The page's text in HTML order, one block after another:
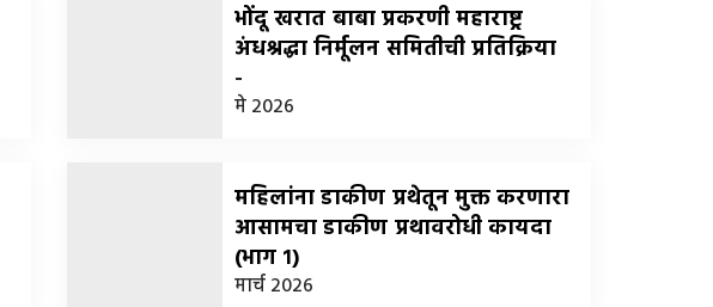
भोंदू खरात बाबा प्रकरणी महाराष्ट्र
अंधश्रद्धा निर्मूलन समितीची प्रतिक्रिया
-
मे 2026
महिलांना डाकीण प्रथेतून मुक्त करणारा
आसामचा डाकीण प्रथावरोधी कायदा
(भाग १)
-सौरभ बागडे
मार्च 2026